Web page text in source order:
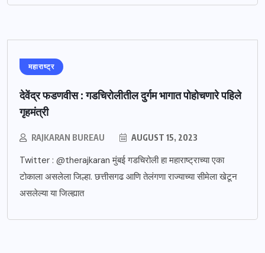
महाराष्ट्र
देवेंद्र फडणवीस : गडचिरोलीतील दुर्गम भागात पोहोचणारे पहिले
गृहमंत्री
RAJKARAN BUREAU AUGUST 15, 2023
Twitter : @therajkaran मुंबई गडचिरोली हा महाराष्ट्राच्या एका
टोकाला असलेला जिल्हा. छत्तीसगढ आणि तेलंगणा राज्याच्या सीमेला खेटून
असलेल्या या जिल्ह्यात